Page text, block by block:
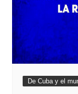
De Cuba y el